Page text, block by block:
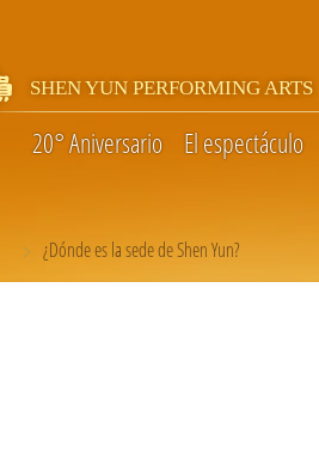
SHEN YUN PERFORMING ARTS
20° Aniversario El espectáculo
> ¿Dónde es la sede de Shen Yun?